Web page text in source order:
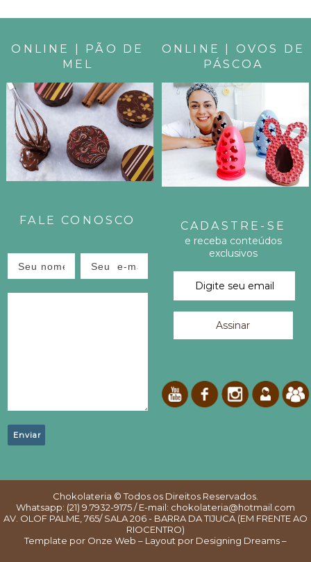
T
I
L
H
E
S
!
ONLINE | PÃO DE
MEL
FALE CONOSCO
ONLINE | OVOS DE
PÁSCOA
CADASTRE-SE
e receba conteúdos
exclusivos
Chokolateria © Todos os Direitos Reservados.
Whatsapp: (21) 9.7932-9175 / E-mail: chokolateria@hotmail.com
AV. OLOF PALME, 765/ SALA 206 - BARRA DA TIJUCA (EM FRENTE AO
RIOCENTRO)
Template por Onze Web – Layout por Designing Dreams –